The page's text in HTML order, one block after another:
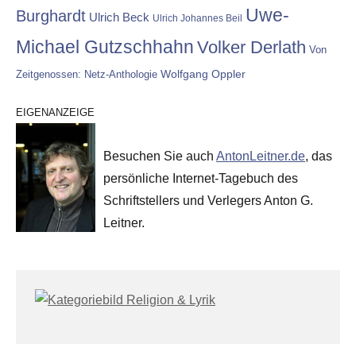
Burghardt Ulrich Beck Ulrich Johannes Beil
Uwe-
Michael Gutzschhahn Volker Derlath Von
Zeitgenossen: Netz-Anthologie Wolfgang Oppler
EIGENANZEIGE
Besuchen Sie auch AntonLeitner.de, das
persönliche Internet-Tagebuch des
Schriftstellers und Verlegers Anton G.
Leitner.